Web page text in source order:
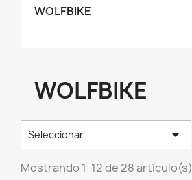
WOLFBIKE
WOLFBIKE
Seleccionar 
Mostrando 1-12 de 28 artículo(s)